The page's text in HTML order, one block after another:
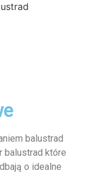
balustrad
balustrad które
o idealne